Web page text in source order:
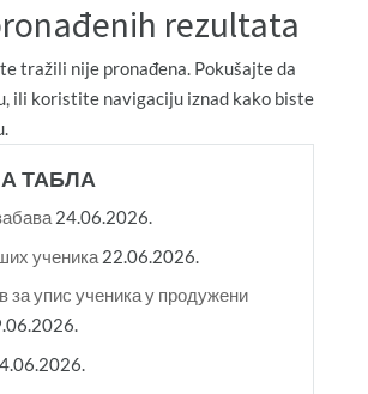
rezultata
tražili nije pronađena. Pokušajte da
ili koristite navigaciju iznad kako biste
ТАБЛА
24.06.2026.
ученика 22.06.2026.
за упис ученика у продужени